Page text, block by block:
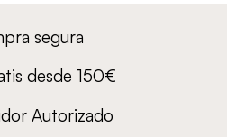
segura
desde 150€
Autorizado